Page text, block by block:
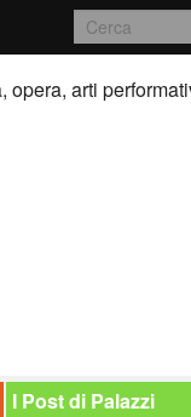
opera, arti
I Post di Palazzi